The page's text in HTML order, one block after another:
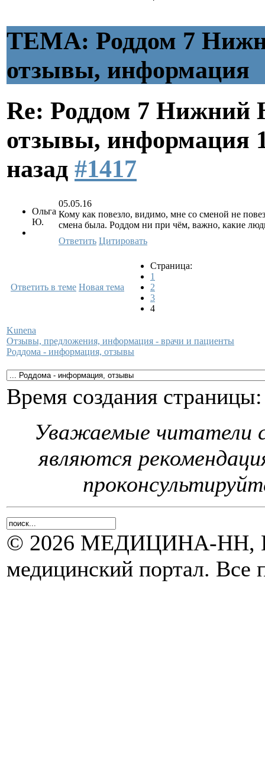
ТЕМА: Роддом 7
отзывы, информация
Re: Роддом 7 Нижний
отзывы, информация
назад #1417
Ольга
Ю.
05.05.16
Кому как повезло, видимо, мне со сменой не
смена была. Роддом ни при чём, важно, какие
Ответить Цитировать
Ответить в теме Новая тема
Страница:
1
2
3
4
Kunena
Отзывы, предложения, информация - врачи и пациенты
Роддома - информация, отзывы
Время создания
Уважаемые читатели
являются
© 2026 МЕДИЦИНА-НН,
медицинский портал. Все